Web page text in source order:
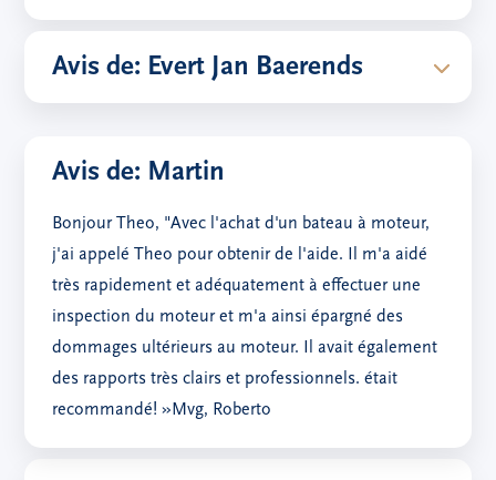
Avis de: Evert Jan Baerends
Avis de: Martin
Bonjour Theo, "Avec l'achat d'un bateau à moteur,
j'ai appelé Theo pour obtenir de l'aide. Il m'a aidé
très rapidement et adéquatement à effectuer une
inspection du moteur et m'a ainsi épargné des
dommages ultérieurs au moteur. Il avait également
des rapports très clairs et professionnels. était
recommandé! »Mvg, Roberto